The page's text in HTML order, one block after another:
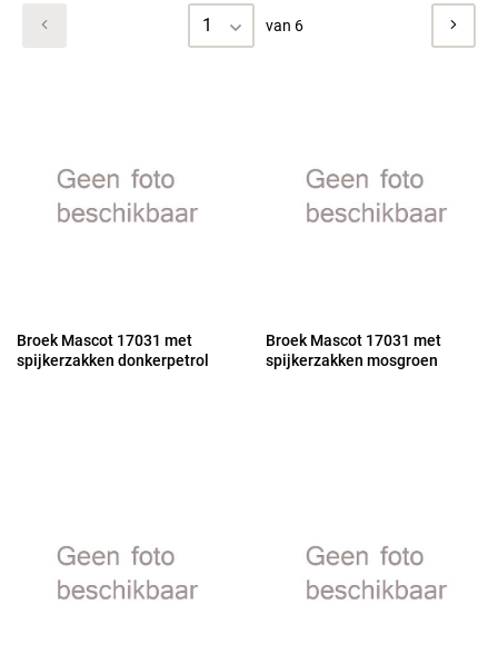
1 van 6
Broek Mascot 17031 met
spijkerzakken donkerpetrol
Broek Mascot 17031 met
spijkerzakken mosgroen